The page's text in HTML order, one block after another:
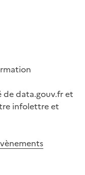
de data.gouv.fr et
infolettre et